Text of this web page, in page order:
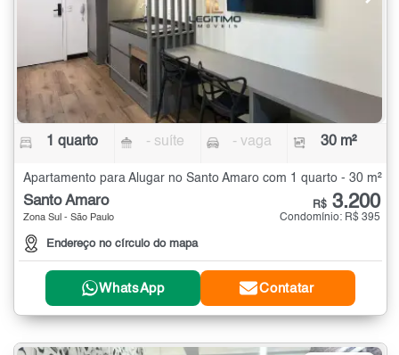
1 quarto - suíte - vaga 30 m²
Apartamento para Alugar no Santo Amaro com 1 quarto - 30 m²
Santo Amaro
Zona Sul - São Paulo
Endereço no círculo do mapa
R$ 3.200
Condomínio: R$ 395
WhatsApp Contatar